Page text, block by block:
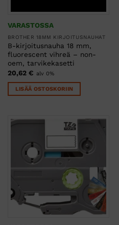
VARASTOSSA
BROTHER 18MM KIRJOITUSNAUHAT
B-kirjoitusnauha 18 mm,
fluorescent vihreä – non-
oem, tarvikekasetti
20,62 € alv 0%
LISÄÄ OSTOSKORIIN